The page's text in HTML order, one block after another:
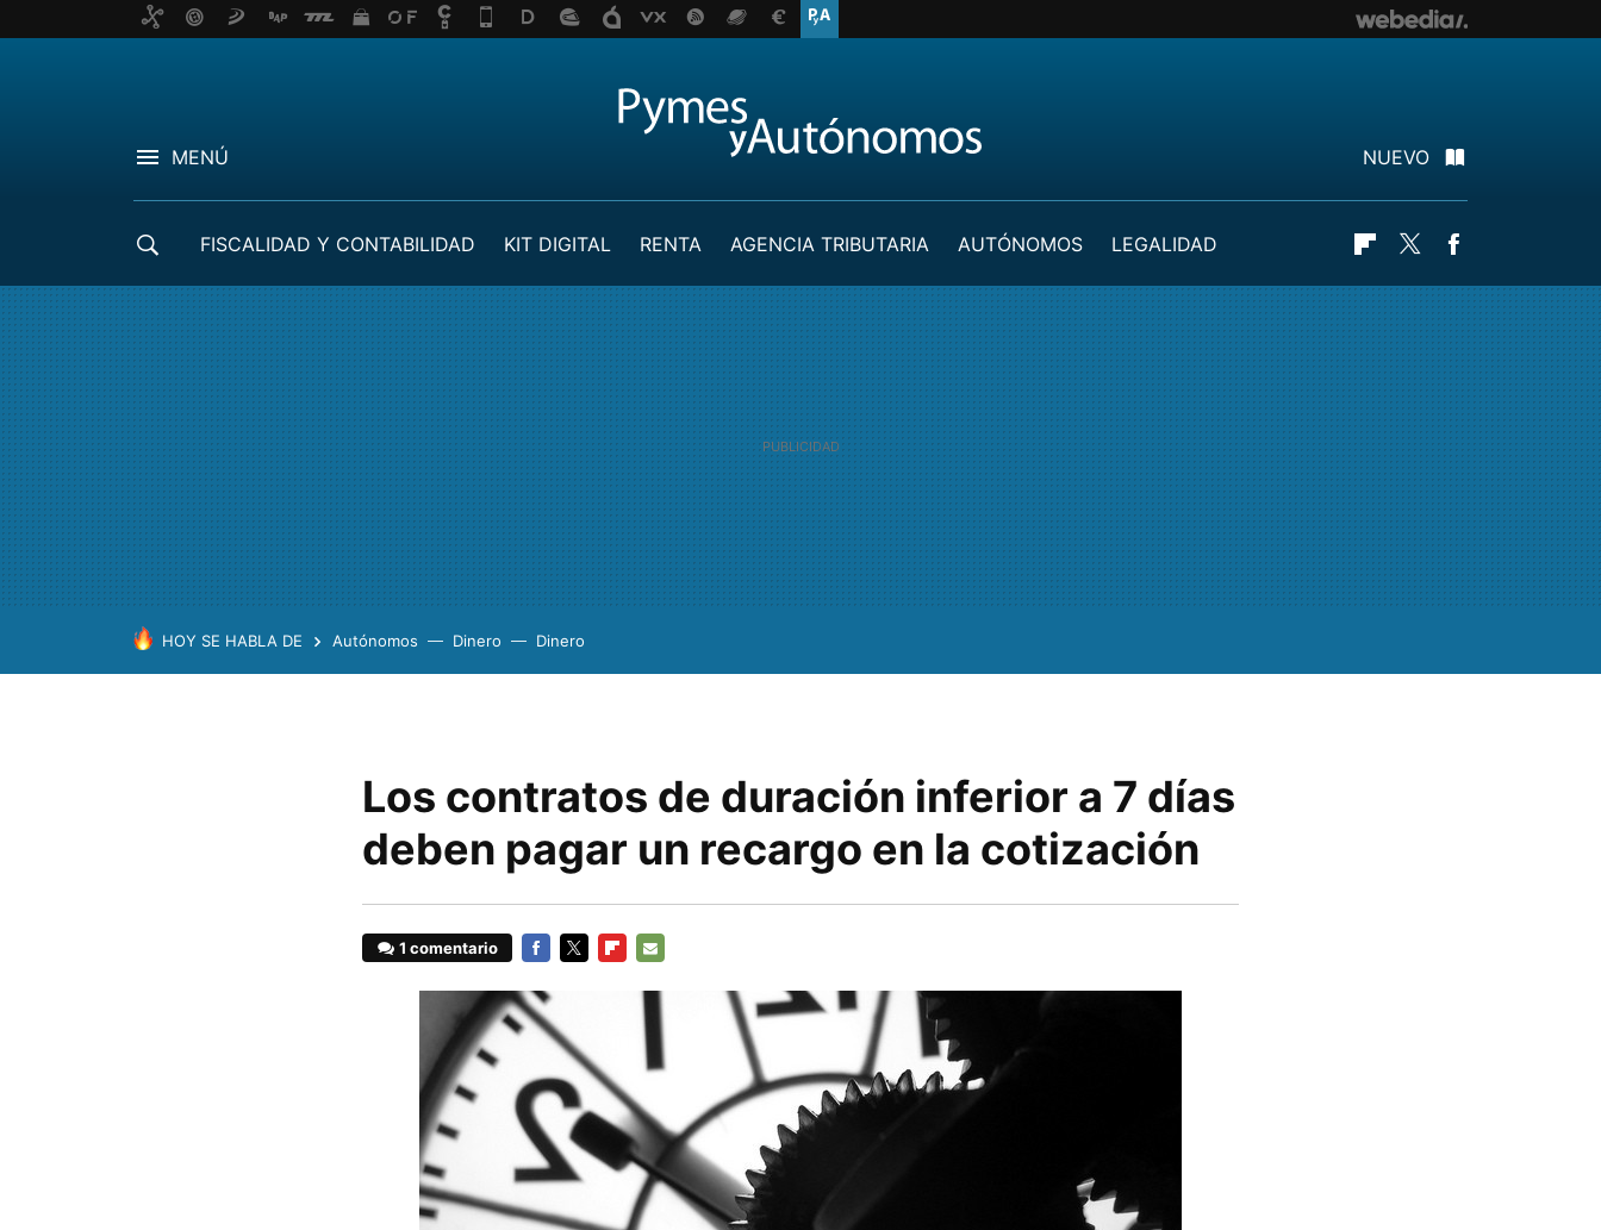
MENÚ NUEVO
FISCALIDAD Y CONTABILIDAD KIT DIGITAL RENTA AGENCIA TRIBUTARIA AUTÓNOMOS
LEGALIDAD
Flipboard
Twitter
HOY SE HABLA DE Autónomos Dinero Dinero
Los contratos de duración inferior a 7 días
deben pagar un recargo en la cotización
1 comentario
MAIL